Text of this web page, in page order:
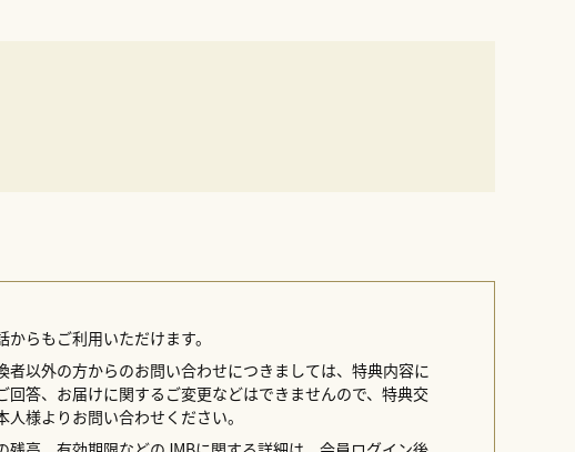
らもご利用いただけます。
者以外の方からのお問い合わせにつきましては、特典内容に
回答、お届けに関するご変更などはできませんので、特典交
人様よりお問い合わせください。